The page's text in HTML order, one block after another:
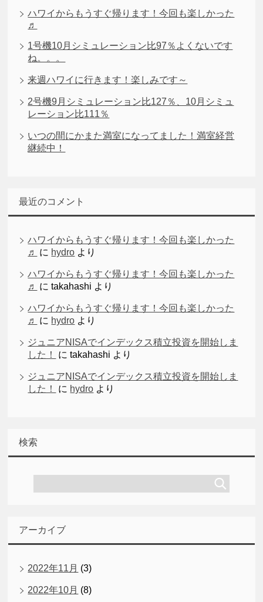
ハワイからもうすぐ帰ります！今回も楽しかった
♬
1号機10月シミュレーション比97％よくないです
ね。。。
来週ハワイに行きます！楽しみです～
2号機9月シミュレーション比127％、10月シミュ
レーション比111％
いつの間にかまた満室になってました！満室経営
継続中！
最近のコメント
ハワイからもうすぐ帰ります！今回も楽しかった
♬
に hydro より
ハワイからもうすぐ帰ります！今回も楽しかった
♬
にtakahashi より
ハワイからもうすぐ帰ります！今回も楽しかった
♬
に hydro より
ジュニアNISAでインデックス積立投資を開始しま
した！
にtakahashi より
ジュニアNISAでインデックス積立投資を開始しま
した！
に hydro より
検索
アーカイブ
2022年11月 (3)
2022年10月 (8)